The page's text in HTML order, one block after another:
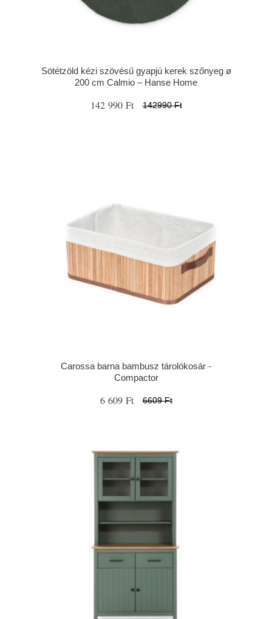
Sötétzöld kézi szövésű gyapjú kerek szőnyeg ø
200 cm Calmio – Hanse Home
142 990 Ft 142990 Ft
Carossa barna bambusz tárolókosár -
Compactor
6 609 Ft 6609 Ft